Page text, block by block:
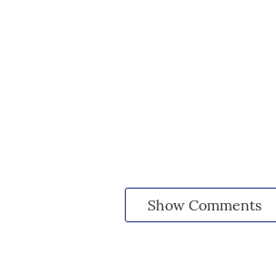
Show Comments